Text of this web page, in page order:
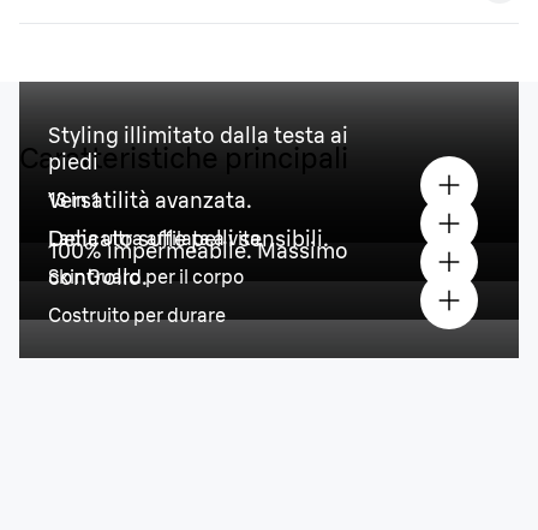
Caratteristiche principali
Styling illimitato dalla testa ai
piedi
13 in 1
Versatilità avanzata.
Lama ultra affilata a vita
Delicato sulle pelli sensibili.
SkinGuard per il corpo
100% impermeabile. Massimo
controllo.
Costruito per durare